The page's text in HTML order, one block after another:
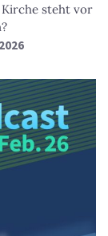
Kirche steht vor